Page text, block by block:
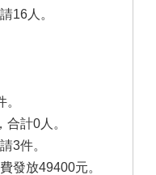
16人。
計0人。
3件。
發放49400元。